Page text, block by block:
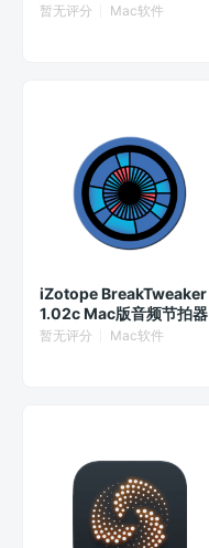
暂无评分 Mac软件
iZotope BreakTweaker
1.02c Mac版音频节拍器
插件
暂无评分 Mac软件